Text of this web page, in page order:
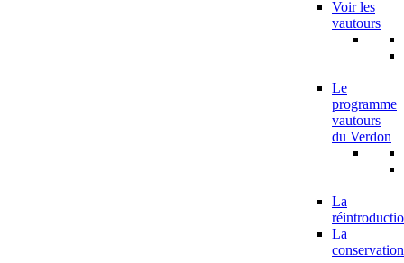
Voir les
vautours
Le
programme
vautours
du Verdon
La
La
conservation